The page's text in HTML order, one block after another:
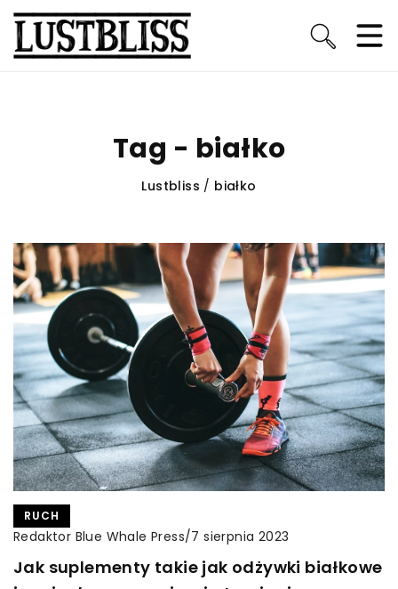
Tag - białko
Lustbliss / białko
RUCH
Redaktor Blue Whale Press/7 sierpnia 2023
Jak suplementy takie jak odżywki białkowe